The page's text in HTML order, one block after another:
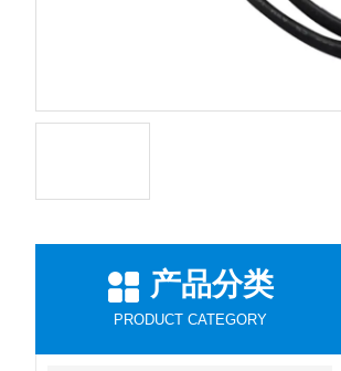
产品分类
PRODUCT CATEGORY